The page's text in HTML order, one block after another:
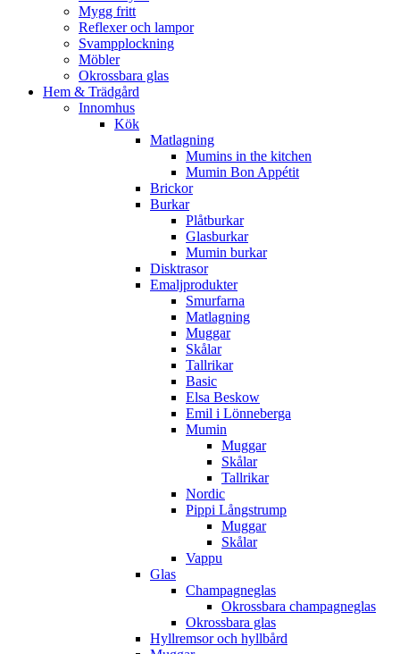
Mygg fritt
Reflexer och lampor
Svampplockning
Möbler
Okrossbara glas
Hem & Trädgård
Innomhus
Kök
Matlagning
Mumins in the kitchen
Mumin Bon Appétit
Brickor
Burkar
Plåtburkar
Glasburkar
Mumin burkar
Disktrasor
Emaljprodukter
Smurfarna
Matlagning
Muggar
Skålar
Tallrikar
Basic
Elsa Beskow
Emil i Lönneberga
Mumin
Muggar
Skålar
Tallrikar
Nordic
Pippi Långstrump
Muggar
Skålar
Vappu
Glas
Champagneglas
Okrossbara champagneglas
Okrossbara glas
Hyllremsor och hyllbård